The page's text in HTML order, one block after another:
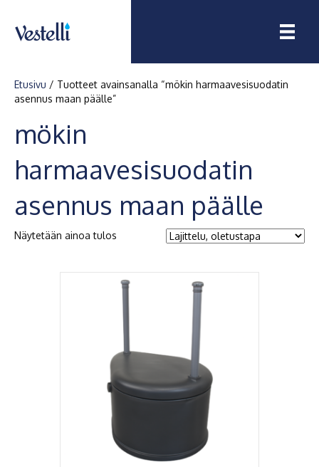
Etusivu / Tuotteet avainsanalla “mökin harmaavesisuodatin
asennus maan päälle”
mökin
harmaavesisuodatin
asennus maan päälle
Näytetään ainoa tulos